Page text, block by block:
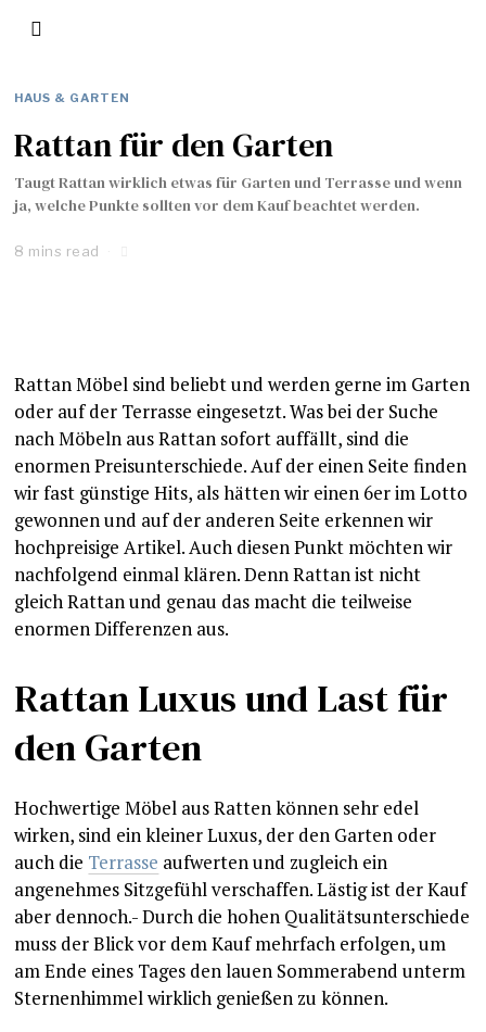
HAUS & GARTEN
Rattan für den Garten
Taugt Rattan wirklich etwas für Garten und Terrasse und wenn
ja, welche Punkte sollten vor dem Kauf beachtet werden.
8 mins read
Rattan Möbel sind beliebt und werden gerne im Garten
oder auf der Terrasse eingesetzt. Was bei der Suche
nach Möbeln aus Rattan sofort auffällt, sind die
enormen Preisunterschiede. Auf der einen Seite finden
wir fast günstige Hits, als hätten wir einen 6er im Lotto
gewonnen und auf der anderen Seite erkennen wir
hochpreisige Artikel. Auch diesen Punkt möchten wir
nachfolgend einmal klären. Denn Rattan ist nicht
gleich Rattan und genau das macht die teilweise
enormen Differenzen aus.
Rattan Luxus und Last für
den Garten
Hochwertige Möbel aus Ratten können sehr edel
wirken, sind ein kleiner Luxus, der den Garten oder
auch die Terrasse aufwerten und zugleich ein
angenehmes Sitzgefühl verschaffen. Lästig ist der Kauf
aber dennoch.- Durch die hohen Qualitätsunterschiede
muss der Blick vor dem Kauf mehrfach erfolgen, um
am Ende eines Tages den lauen Sommerabend unterm
Sternenhimmel wirklich genießen zu können.